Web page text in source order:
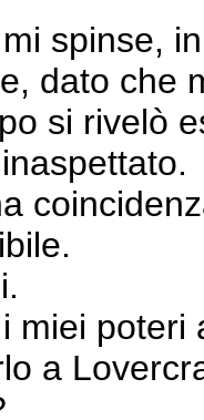
spinse,
dato che
si rivelò
miei
a